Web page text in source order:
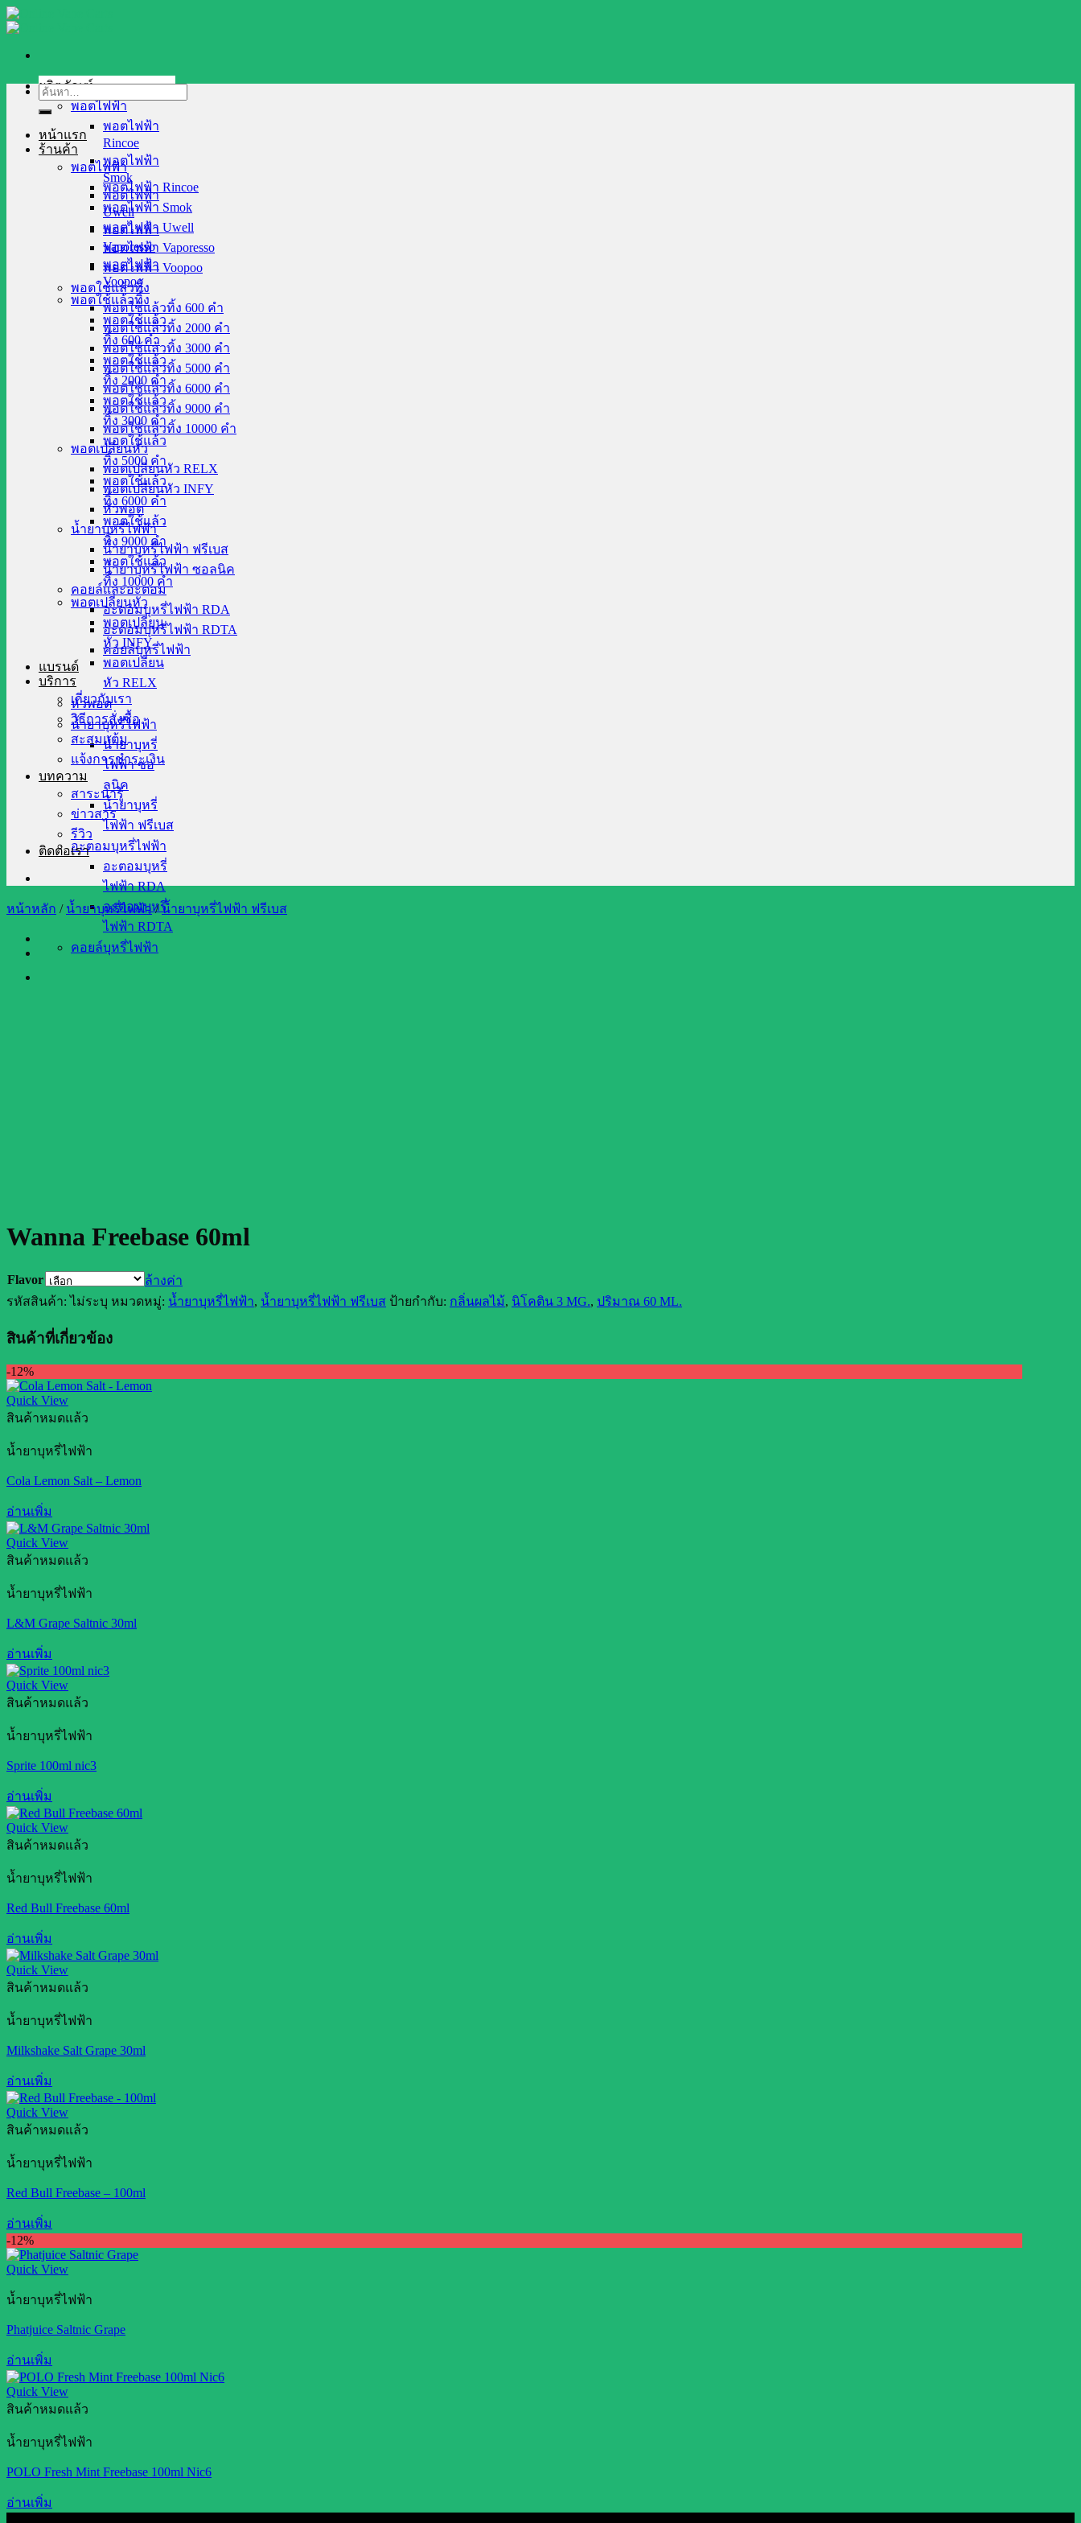
Skip
to
ผลิตภัณฑ์
พอตไฟฟ้า
พอตไฟฟ้า
Rincoe
พอตไฟฟ้า
Smok
พอตไฟฟ้า
Uwell
พอตไฟฟ้า
Vaporesso
พอตไฟฟ้า
Voopoo
พอตใช้แล้วทิ้ง
พอตใช้แล้ว
ทิ้ง 600 คำ
พอตใช้แล้ว
ทิ้ง 2000 คำ
พอตใช้แล้ว
ทิ้ง 3000 คำ
พอตใช้แล้ว
ทิ้ง 5000 คำ
พอตใช้แล้ว
ทิ้ง 6000 คำ
พอตใช้แล้ว
ทิ้ง 9000 คำ
พอตใช้แล้ว
ทิ้ง 10000 คำ
พอตเปลี่ยนหัว
พอตเปลี่ยน
หัว INFY
พอตเปลี่ยน
หัว RELX
หัวพอต
น้ำยาบุหรี่ไฟฟ้า
น้ำยาบุหรี่
ไฟฟ้า ซอ
ลนิค
น้ำยาบุหรี่
ไฟฟ้า ฟรีเบส
อะตอมบุหรี่ไฟฟ้า
อะตอมบุหรี่
ไฟฟ้า RDA
อะตอมบุหรี่
ไฟฟ้า RDTA
คอยล์บุหรี่ไฟฟ้า
ค้นหา:
หน้าแรก
ร้านค้า
พอตไฟฟ้า
พอตไฟฟ้า Rincoe
พอตไฟฟ้า Smok
พอตไฟฟ้า Uwell
พอตไฟฟ้า Vaporesso
พอตไฟฟ้า Voopoo
พอตใช้แล้วทิ้ง
พอตใช้แล้วทิ้ง 600 คำ
พอตใช้แล้วทิ้ง 2000 คำ
พอตใช้แล้วทิ้ง 3000 คำ
พอตใช้แล้วทิ้ง 5000 คำ
พอตใช้แล้วทิ้ง 6000 คำ
พอตใช้แล้วทิ้ง 9000 คำ
พอตใช้แล้วทิ้ง 10000 คำ
พอตเปลี่ยนหัว
พอตเปลี่ยนหัว RELX
พอตเปลี่ยนหัว INFY
หัวพอต
น้ำยาบุหรี่ไฟฟ้า
น้ำยาบุหรี่ไฟฟ้า ฟรีเบส
น้ำยาบุหรี่ไฟฟ้า ซอลนิค
คอยล์และอะตอม
อะตอมบุหรี่ไฟฟ้า RDA
อะตอมบุหรี่ไฟฟ้า RDTA
คอยล์บุหรี่ไฟฟ้า
แบรนด์
บริการ
เกี่ยวกับเรา
วิธีการสั่งซื้อ
สะสมแต้ม
แจ้งการชำระเงิน
บทความ
สาระน่ารู้
ข่าวสาร
รีวิว
ติดต่อเรา
หน้าหลัก / น้ำยาบุหรี่ไฟฟ้า / น้ำยาบุหรี่ไฟฟ้า ฟรีเบส
Wanna Freebase 60ml
Flavor
ล้างค่า
รหัสสินค้า:ไม่ระบุ หมวดหมู่: น้ำยาบุหรี่ไฟฟ้า, น้ำยาบุหรี่ไฟฟ้า ฟรีเบส ป้ายกำกับ: กลิ่นผลไม้, นิโคติน 3 MG., ปริมาณ 60 ML.
สินค้าที่เกี่ยวข้อง
-12%
Quick View
สินค้าหมดแล้ว
น้ำยาบุหรี่ไฟฟ้า
Cola Lemon Salt – Lemon
อ่านเพิ่ม
Quick View
สินค้าหมดแล้ว
น้ำยาบุหรี่ไฟฟ้า
L&M Grape Saltnic 30ml
อ่านเพิ่ม
Quick View
สินค้าหมดแล้ว
น้ำยาบุหรี่ไฟฟ้า
Sprite 100ml nic3
อ่านเพิ่ม
Quick View
สินค้าหมดแล้ว
น้ำยาบุหรี่ไฟฟ้า
Red Bull Freebase 60ml
อ่านเพิ่ม
Quick View
สินค้าหมดแล้ว
น้ำยาบุหรี่ไฟฟ้า
Milkshake Salt Grape 30ml
อ่านเพิ่ม
Quick View
สินค้าหมดแล้ว
น้ำยาบุหรี่ไฟฟ้า
Red Bull Freebase – 100ml
อ่านเพิ่ม
-12%
Quick View
น้ำยาบุหรี่ไฟฟ้า
Phatjuice Saltnic Grape
อ่านเพิ่ม
Quick View
สินค้าหมดแล้ว
น้ำยาบุหรี่ไฟฟ้า
POLO Fresh Mint Freebase 100ml Nic6
อ่านเพิ่ม